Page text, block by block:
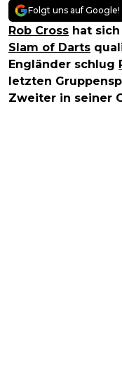
Folgt uns auf Google!
Rob Cross hat
Slam of Darts
Engländer schlug
letzten
Zweiter in seiner